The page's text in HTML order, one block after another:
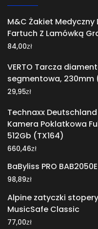
M&C Żakiet Medyczny
Fartuch Z Lamówką
84,00zł
VERTO Tarcza
segmentowa, 230mm
29,95zł
Technaxx
Kamera Poklatkowa
512Gb (TX164)
660,46zł
BaByliss PRO
98,89zł
Alpine zatyczki
MusicSafe Classic
77,00zł